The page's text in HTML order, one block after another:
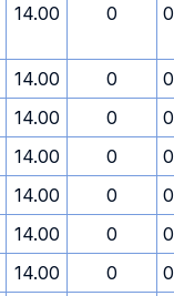
14.00 0
14.00 0
14.00 0
14.00 0
14.00 0
14.00 0
14.00 0